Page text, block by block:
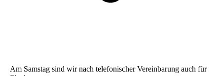
Am Samstag sind wir nach telefonischer Vereinbarung auch für